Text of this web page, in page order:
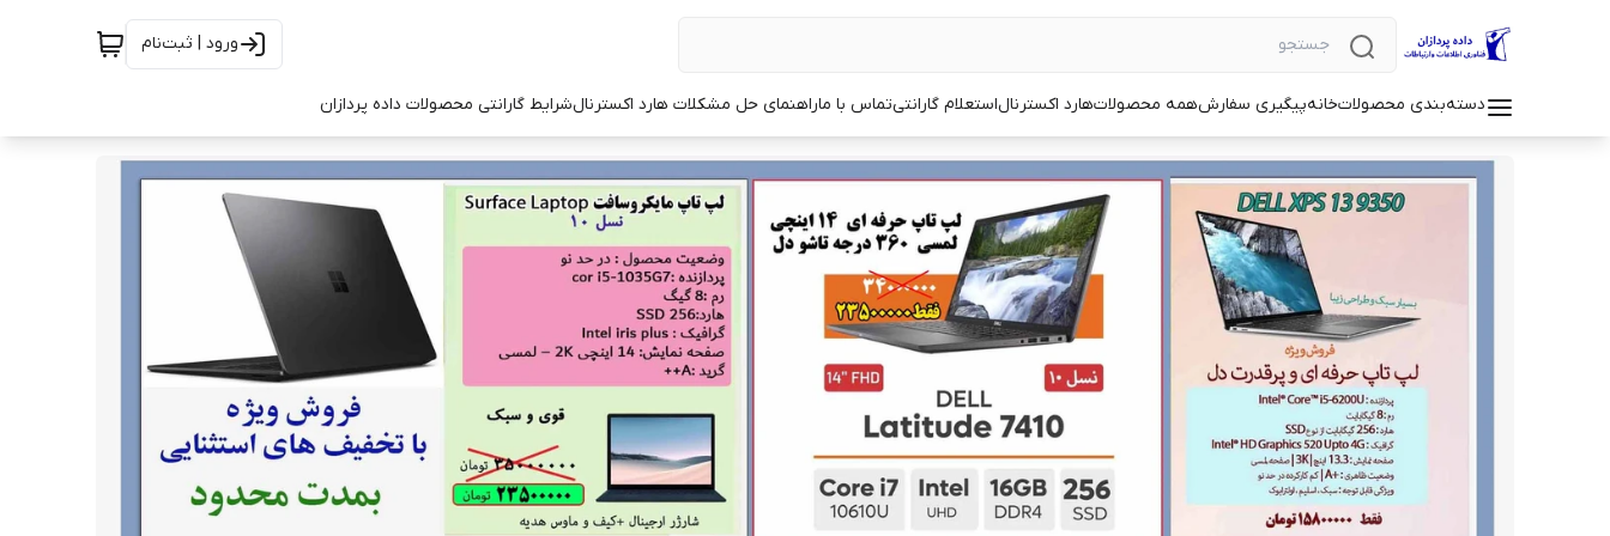
ورود | ثبت‌نام
دسته‌بندی محصولاتخانهپیگیری سفارشهمه محصولاتهارد اکسترنالاستعلام گارانتیتماس با ماراهنمای حل مشکلات هارد اکسترنالشرایط گارانتی محصولات داده پردازان